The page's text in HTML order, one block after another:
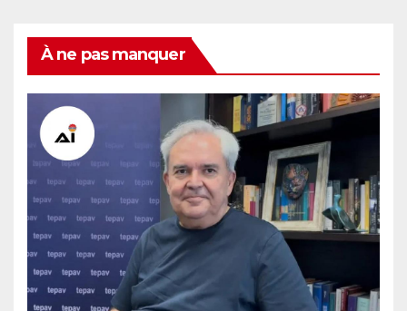
À ne pas manquer